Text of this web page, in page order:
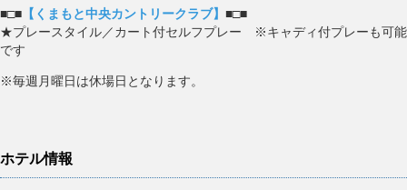
■□■ 【くまもと中央カントリークラブ】 ■□■
★プレースタイル／カート付セルフプレー ※キャディ付プレーも可能
です
※毎週月曜日は休場日となります。
ホテル情報